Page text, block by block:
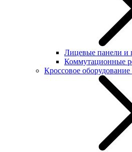
Лицевые панели и
Коммутационные
Кроссовое оборудование